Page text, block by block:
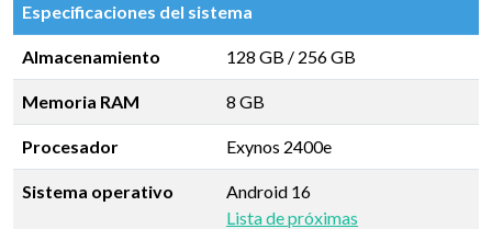
Especificaciones del sistema
Almacenamiento 128 GB / 256 GB
Memoria RAM 8 GB
Procesador Exynos 2400e
Sistema operativo
Android 16
Lista de próximas